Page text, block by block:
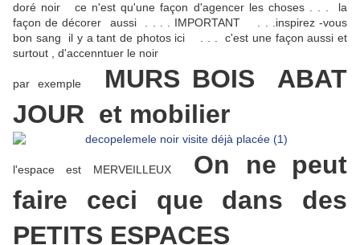
doré noir ce n'est qu'une façon d'agencer les choses . . . la
façon de décorer aussi . . . . IMPORTANT . . .inspirez -vous
bon sang il y a tant de photos ici . . . c'est une façon aussi et
surtout , d'accenntuer le noir
par exemple
MURS BOIS ABAT
JOUR et mobilier
l'espace est MERVEILLEUX On ne peut
faire ceci que dans des
PETITS ESPACES